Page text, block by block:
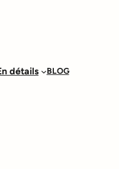
détails BLOG